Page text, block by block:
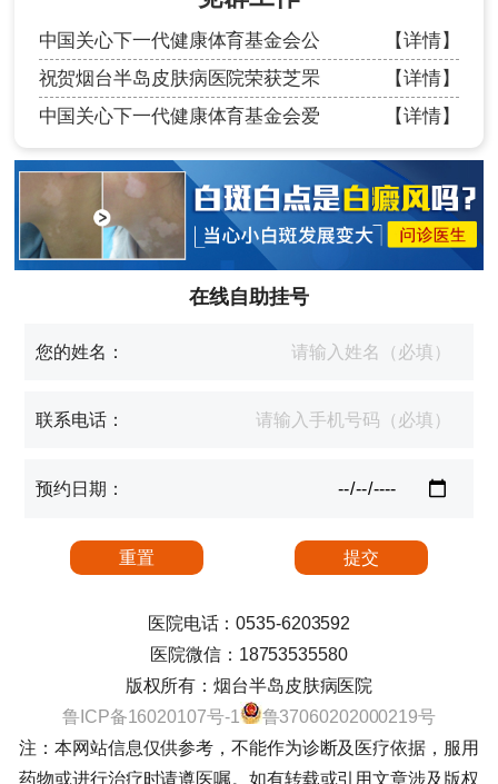
中国关心下一代健康体育基金会公
【详情】
祝贺烟台半岛皮肤病医院荣获芝罘
【详情】
中国关心下一代健康体育基金会爱
【详情】
在线自助挂号
您的姓名：
联系电话：
预约日期：
医院电话：0535-6203592
医院微信：18753535580
版权所有：烟台半岛皮肤病医院
鲁ICP备16020107号-1
鲁37060202000219号
注：本网站信息仅供参考，不能作为诊断及医疗依据，服用
药物或进行治疗时请遵医嘱。如有转载或引用文章涉及版权